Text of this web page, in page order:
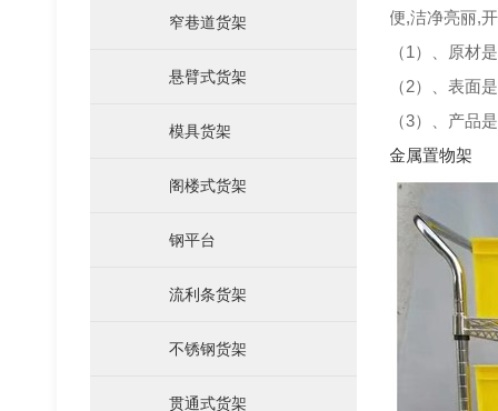
窄巷道货架
悬臂式货架
模具货架
阁楼式货架
钢平台
流利条货架
不锈钢货架
贯通式货架
仓储笼
便,洁净亮丽,
（1）、原材
（2）、表面
（3）、产品
金属置物架